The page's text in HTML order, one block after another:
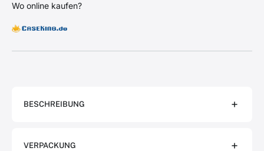
Wo online kaufen?
BESCHREIBUNG
VERPACKUNG